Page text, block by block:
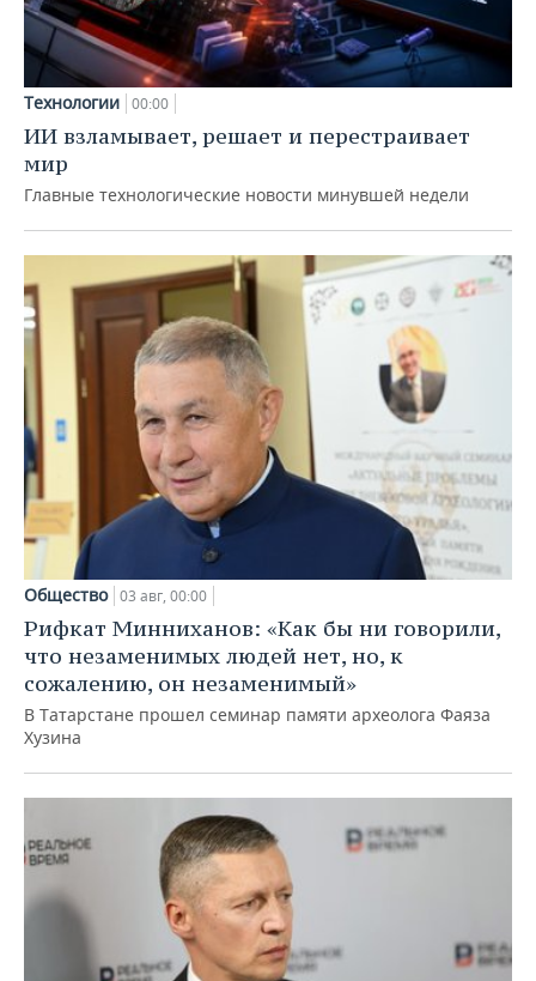
Технологии 00:00
ИИ взламывает, решает и перестраивает
мир
Главные технологические новости минувшей недели
Общество 03 авг, 00:00
Рифкат Минниханов: «Как бы ни говорили,
что незаменимых людей нет, но, к
сожалению, он незаменимый»
В Татарстане прошел семинар памяти археолога Фаяза
Хузина